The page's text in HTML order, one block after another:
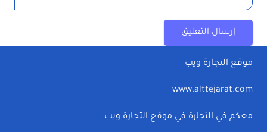
إرسال التعليق
موقع التجارة ويب
www.alttejarat.com
معكم في التجارة في موقع التجارة ويب